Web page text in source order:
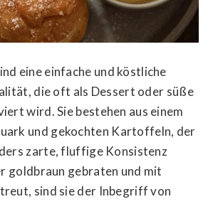
eine einfache und köstliche
die oft als Dessert oder süße
wird. Sie bestehen aus einem
und gekochten Kartoffeln, der
zarte, fluffige Konsistenz
goldbraun gebraten und mit
sind sie der Inbegriff von